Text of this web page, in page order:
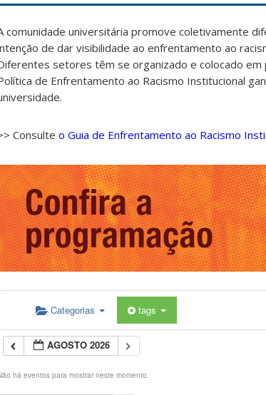
comunidade universitária promove coletivamente
de dar visibilidade ao enfrentamento ao
setores têm se organizado e colocado em
de Enfrentamento ao Racismo Institucional
Consulte o Guia de Enfrentamento ao Racismo
Categorias tags
AGOSTO 2026
há eventos para mostrar neste momento.